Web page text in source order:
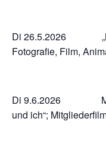
Di 26.5.2026
Fotografie, Film,
Di 9.6.2026
und ich“;